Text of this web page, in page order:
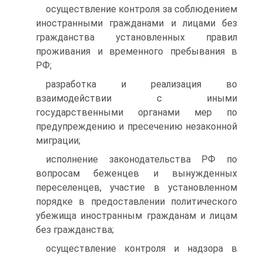
осуществление контроля за соблюдением
иностранными гражданами и лицами без
гражданства установленных правил
проживания и временного пребывания в
РФ;
разработка и реализация во
взаимодействии с иными
государственными органами мер по
предупреждению и пресечению незаконной
миграции;
исполнение законодательства РФ по
вопросам беженцев и вынужденных
переселенцев, участие в установленном
порядке в предоставлении политического
убежища иностранным гражданам и лицам
без гражданства;
осуществление контроля и надзора в